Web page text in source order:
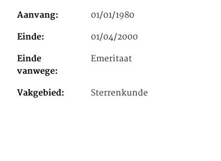
Aanvang 01/01/1980
Einde 01/04/2000
Einde
vanwege
Emeritaat
Vakgebied Sterrenkunde